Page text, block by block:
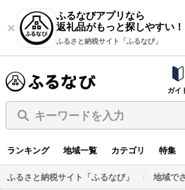
ふるなびアプリなら
返礼品がもっと探しやすい！
ふるさと納税サイト「ふるなび」
ガイ
キーワードを入力
ランキング 地域一覧 カテゴリ 特集
ふるさと納税サイト「ふるなび」 地域で